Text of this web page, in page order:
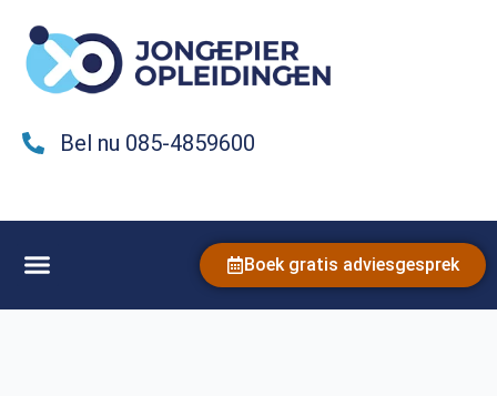
Bel nu 085-4859600
Boek gratis adviesgesprek